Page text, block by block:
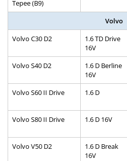
Tepee (B9)
Volvo
Volvo C30 D2
1.6 TD Drive
16V
Volvo S40 D2
1.6 D Berline
16V
Volvo S60 II Drive
1.6 D
Volvo S80 II Drive
1.6 D 16V
Volvo V50 D2
1.6 D Break
16V